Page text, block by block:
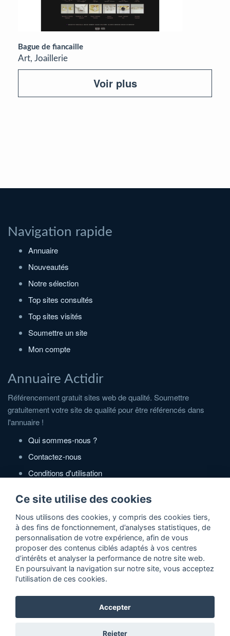
Bague de fiancaille
Art, Joaillerie
Voir plus
Navigation rapide
Annuaire
Nouveautés
Notre sélection
Top sites consultés
Top sites visités
Soumettre un site
Mon compte
Annuaire Actidir
Référencement gratuit sites web de qualité. Soumettre
gratuitement votre site de qualité pour être référencés dans
l'annuaire !
Qui sommes-nous ?
Contactez-nous
Conditions d'utilisation
Partenaires
Zone Annonces Gratuites
Locations vacances entre particuliers
Ruedesvacances
2026 ©Actidir - Annuaire gratuit de sites web de qualité
Ce site utilise des cookies
Nous utilisons des cookies, y compris des cookies tiers,
à des fins de fonctionnement, d’analyses statistiques, de
personnalisation de votre expérience, afin de vous
proposer des contenus ciblés adaptés à vos centres
d’intérêts et analyser la performance de notre site web.
En poursuivant la navigation sur notre site, vous acceptez
l'utilisation de ces cookies.
Accepter
Rejeter